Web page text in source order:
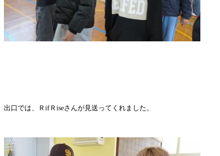
出口では、ＲifＲiseさんが見送ってくれました。